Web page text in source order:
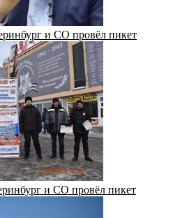
и СО провёл пикет
и СО провёл пикет